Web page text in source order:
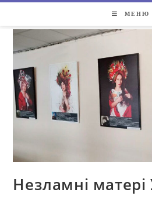
МЕНЮ
Незламні матері